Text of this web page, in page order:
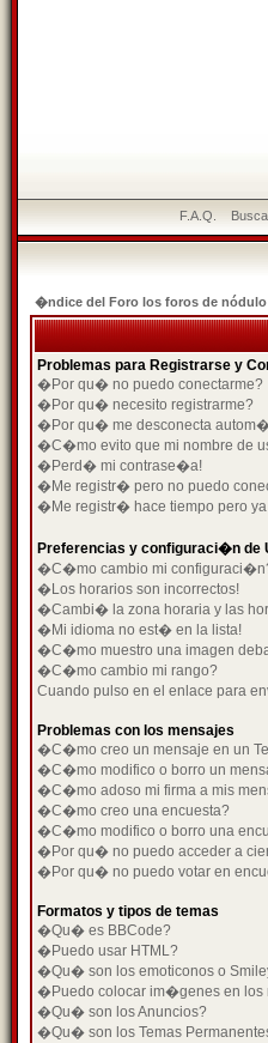
F.A.Q.
�ndice del Foro los foros de nódulo
Problemas para Registrarse y
�Por qu� no puedo conectarme?
�Por qu� necesito registrarme?
�Por qu� me desconecta
�C�mo evito que mi nombre de
�Perd� mi contrase�a!
�Me registr� pero no puedo
�Me registr� hace tiempo pero ya
Preferencias y configuraci�n de
�C�mo cambio mi
�Los horarios son incorrectos!
�Cambi� la zona horaria y las
�Mi idioma no est� en la lista!
�C�mo muestro una imagen
�C�mo cambio mi rango?
Cuando pulso en el enlace para
Problemas con los mensajes
�C�mo creo un mensaje en un
�C�mo modifico o borro un
�C�mo adoso mi firma a mis
�C�mo creo una encuesta?
�C�mo modifico o borro una
�Por qu� no puedo acceder a
�Por qu� no puedo votar en
Formatos y tipos de temas
�Qu� es BBCode?
�Puedo usar HTML?
�Qu� son los emoticonos o
�Puedo colocar im�genes en los
�Qu� son los Anuncios?
�Qu� son los Temas